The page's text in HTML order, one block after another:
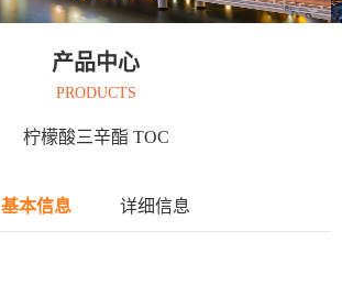
产品中心
PRODUCTS
柠檬酸三辛酯 TOC
基本信息 详细信息